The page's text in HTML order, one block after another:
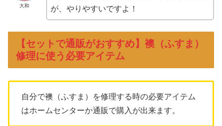
大和
が、やりやすいですよ！
【セットで通販がおすすめ】襖（ふすま）
修理に使う必要アイテム
自分で襖（ふすま）を修理する時の必要アイテム
はホームセンターか通販で購入が出来ます。